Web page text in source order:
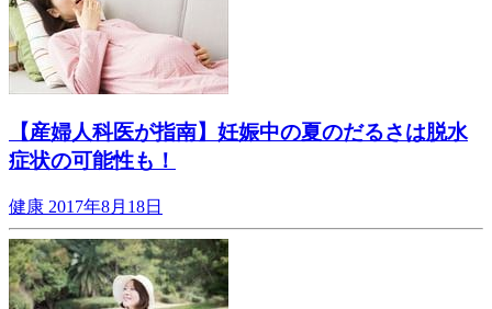
【産婦人科医が指南】妊娠中の夏のだるさは脱水
症状の可能性も！
健康 2017年8月18日